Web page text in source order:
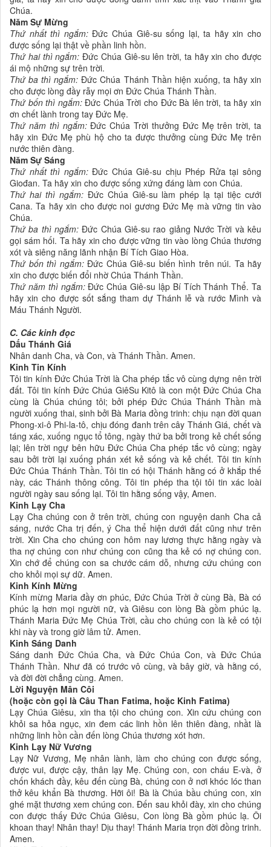
Chúa.
Năm Sự Mừng
Thứ nhất thì ngắm:Đức Chúa Giê-su sống lại, ta hãy xin cho
được sống lại thật về phần linh hồn.
Thứ hai thì ngắm: Đức Chúa Giê-su lên trời, ta hãy xin cho được
ái mộ những sự trên trời.
Thứ ba thì ngắm: Đức Chúa Thánh Thần hiện xuống, ta hãy xin
cho được lòng đầy rẫy mọi ơn Đức Chúa Thánh Thần.
Thứ bốn thì ngắm:Đức Chúa Trời cho Đức Bà lên trời, ta hãy xin
ơn chết lành trong tay Đức Mẹ.
Thứ năm thì ngắm:Đức Chúa Trời thưởng Đức Mẹ trên trời, ta
hãy xin Đức Mẹ phù hộ cho ta được thưởng cùng Đức Mẹ trên
nước thiên đàng.
Năm Sự Sáng
Thứ nhất thì ngắm:Đức Chúa Giê-su chịu Phép Rửa tại sông
Giođan. Ta hãy xin cho được sống xứng đáng làm con Chúa.
Thứ hai thì ngắm:Đức Chúa Giê-su làm phép lạ tại tiệc cưới
Cana. Ta hãy xin cho được noi gương Đức Mẹ mà vững tin vào
Chúa.
Thứ ba thì ngắm: Đức Chúa Giê-su rao giảng Nước Trời và kêu
gọi sám hối. Ta hãy xin cho được vững tin vào lòng Chúa thương
xót và siêng năng lãnh nhận Bí Tích Giao Hòa.
Thứ bốn thì ngắm:Đức Chúa Giê-su biến hình trên núi. Ta hãy
xin cho được biến đổi nhờ Chúa Thánh Thần.
Thứ năm thì ngắm:Đức Chúa Giê-su lập Bí Tích Thánh Thể. Ta
hãy xin cho được sốt sắng tham dự Thánh lễ và rước Mình và
Máu Thánh Người.
C. Các kinh đọc
Dấu Thánh Giá
Nhân danh Cha, và Con, và Thánh Thần. Amen.
Kinh Tin Kính
Tôi tin kính Đức Chúa Trời là Cha phép tắc vô cùng dựng nên trời
đất. Tôi tin kính Đức Chúa GiêSu Kitô là con một Đức Chúa Cha
cùng là Chúa chúng tôi; bởi phép Đức Chúa Thánh Thần mà
người xuống thai, sinh bởi Bà Maria đồng trinh: chịu nạn đời quan
Phong-xi-ô Phi-la-tô, chịu đóng đanh trên cây Thánh Giá, chết và
táng xác, xuống ngục tổ tông, ngày thứ ba bởi trong kẻ chết sống
lại; lên trời ngự bên hữu Đức Chúa Cha phép tắc vô cùng; ngày
sau bởi trời lại xuống phán xét kẻ sống và kẻ chết. Tôi tin kính
Đức Chúa Thánh Thần. Tôi tin có hội Thánh hằng có ở khắp thế
này, các Thánh thông công. Tôi tin phép tha tội tôi tin xác loài
người ngày sau sống lại. Tôi tin hằng sống vậy, Amen.
Kinh Lạy Cha
Lạy Cha chúng con ở trên trời, chúng con nguyện danh Cha cả
sáng, nước Cha trị đến, ý Cha thể hiện dưới đất cũng như trên
trời. Xin Cha cho chúng con hôm nay lương thực hằng ngày và
tha nợ chúng con như chúng con cũng tha kẻ có nợ chúng con.
Xin chớ để chúng con sa chước cám dỗ, nhưng cứu chúng con
cho khỏi mọi sự dữ. Amen.
Kinh Kính Mừng
Kính mừng Maria đầy ơn phúc, Đức Chúa Trời ở cùng Bà, Bà có
phúc lạ hơn mọi người nữ, và Giêsu con lòng Bà gồm phúc lạ.
Thánh Maria Đức Mẹ Chúa Trời, cầu cho chúng con là kẻ có tội
khi này và trong giờ lâm tử. Amen.
Kinh Sáng Danh
Sáng danh Đức Chúa Cha, và Đức Chúa Con, và Đức Chúa
Thánh Thần. Như đã có trước vô cùng, và bây giờ, và hằng có,
và đời đời chẳng cùng. Amen.
Lời Nguyện Mân Côi
(hoặc còn gọi là Câu Than Fatima, hoặc Kinh Fatima)
Lạy Chúa Giêsu, xin tha tội cho chúng con. Xin cứu chúng con
khỏi sa hỏa ngục, xin đem các linh hồn lên thiên đàng, nhầt là
những linh hồn cần đến lòng Chúa thương xót hơn.
Kinh Lạy Nữ Vương
Lạy Nữ Vương, Mẹ nhân lành, làm cho chúng con được sống,
được vui, được cậy, thân lạy Mẹ. Chúng con, con cháu E-và, ở
chốn khách đầy, kêu đến cùng Bà, chúng con ở nơi khóc lóc than
thở kêu khẩn Bà thương. Hỡi ôi! Bà là Chúa bầu chúng con, xin
ghé mặt thương xem chúng con. Đến sau khỏi đày, xin cho chúng
con được thấy Đức Chúa Giêsu, Con lòng Bà gồm phúc lạ. Ôi
khoan thay! Nhân thay! Dịu thay! Thánh Maria trọn đời đồng trinh.
Amen.